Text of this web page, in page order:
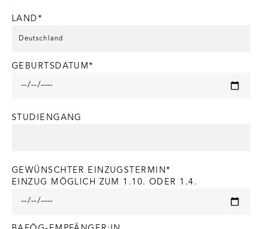
LAND*
GEBURTSDATUM*
STUDIENGANG
GEWÜNSCHTER EINZUGSTERMIN*
EINZUG MÖGLICH ZUM 1.10. ODER 1.4.